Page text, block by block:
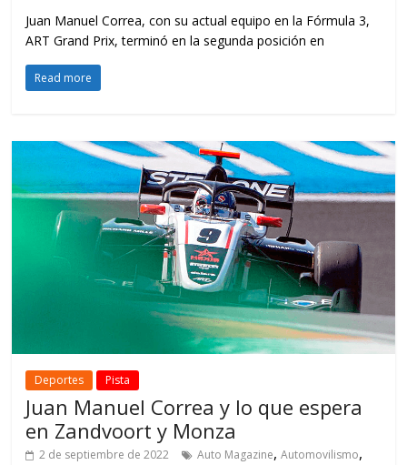
Juan Manuel Correa, con su actual equipo en la Fórmula 3,
ART Grand Prix, terminó en la segunda posición en
Read more
Deportes Pista
Juan Manuel Correa y lo que espera
en Zandvoort y Monza
2 de septiembre de 2022 Auto Magazine,Automovilismo,